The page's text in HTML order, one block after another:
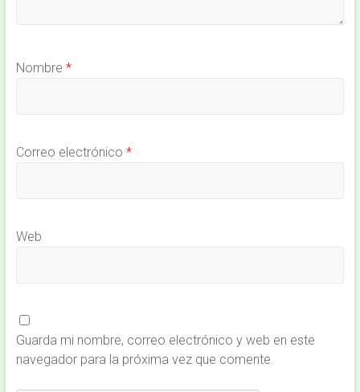
Nombre *
Correo electrónico *
Web
Guarda mi nombre, correo electrónico y web en este
navegador para la próxima vez que comente.